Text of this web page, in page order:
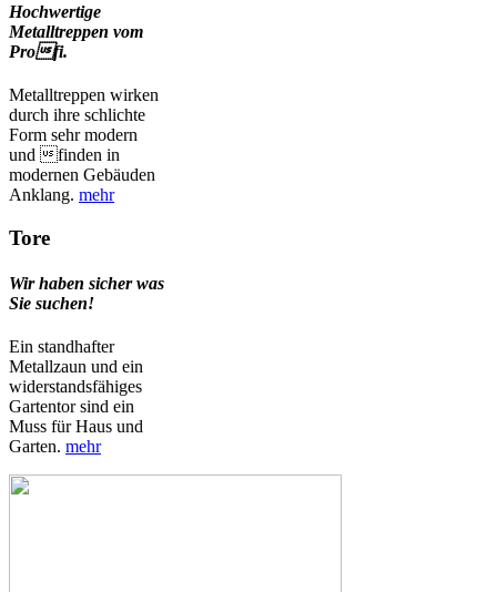
Hochwertige
Metalltreppen vom
Profi.
Metalltreppen wirken
durch ihre schlichte
Form sehr modern
und finden in
modernen Gebäuden
Anklang. mehr
Tore
Wir haben sicher was
Sie suchen!
Ein standhafter
Metallzaun und ein
widerstandsfähiges
Gartentor sind ein
Muss für Haus und
Garten. mehr